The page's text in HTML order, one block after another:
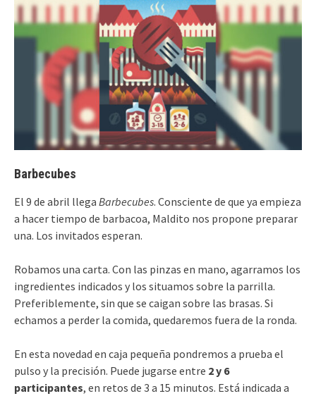
Barbecubes
El 9 de abril llega Barbecubes. Consciente de que ya empieza
a hacer tiempo de barbacoa, Maldito nos propone preparar
una. Los invitados esperan.
Robamos una carta. Con las pinzas en mano, agarramos los
ingredientes indicados y los situamos sobre la parrilla.
Preferiblemente, sin que se caigan sobre las brasas. Si
echamos a perder la comida, quedaremos fuera de la ronda.
En esta novedad en caja pequeña pondremos a prueba el
pulso y la precisión. Puede jugarse entre 2 y 6
participantes, en retos de 3 a 15 minutos. Está indicada a